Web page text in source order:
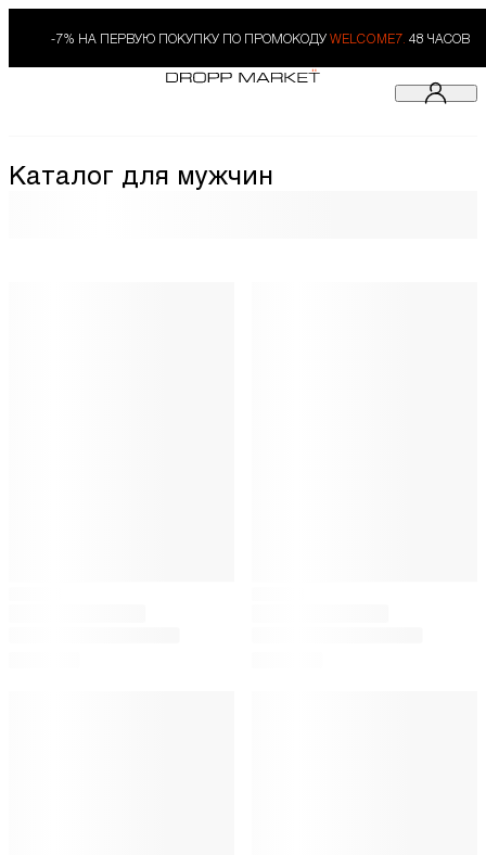
-7% НА ПЕРВУЮ ПОКУПКУ ПО ПРОМОКОДУ WELCOME7. 48 ЧАСОВ
Каталог для мужчин